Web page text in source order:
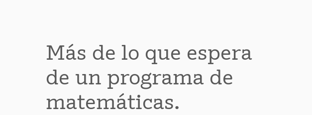
Más de lo que espera
de un programa de
matemáticas.